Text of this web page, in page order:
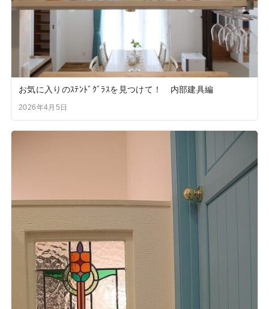
お気に入りのｽﾃﾝﾄﾞｸﾞﾗｽを見つけて！ 内部建具編
2026年4月5日